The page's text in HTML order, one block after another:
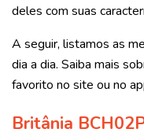
deles com suas
A seguir, listamos as
dia a dia. Saiba mais
favorito no site ou no
Britânia